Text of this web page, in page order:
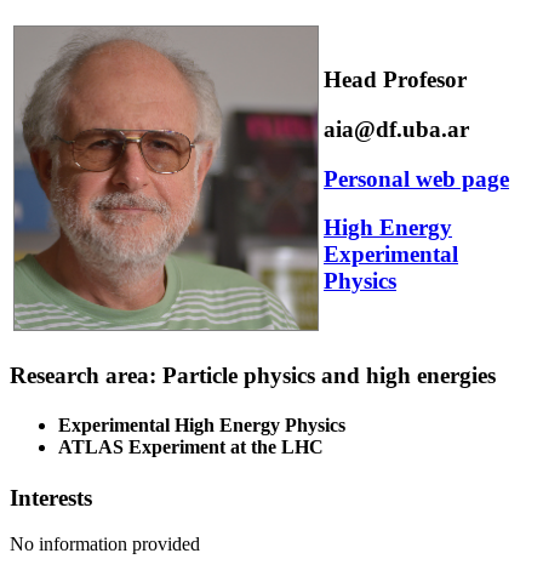
Head Profesor
aia@df.uba.ar
Personal web page
High Energy
Experimental
Physics
Research area: Particle physics and high energies
Experimental High Energy Physics
ATLAS Experiment at the LHC
Interests
No information provided